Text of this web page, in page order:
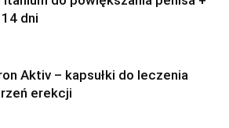
dni
Aktiv – kapsułki do leczenia
erekcji